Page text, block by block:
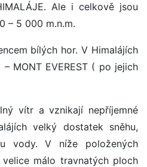
Ale i celkově jsou
– 5 000 m.n.m.
bílých hor. V Himalájích
MONT EVEREST ( po jejich
vítr a vznikají nepříjemné
velký dostatek sněhu,
vody. V níže položených
málo travnatých ploch